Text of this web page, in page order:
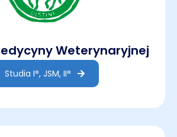
Weterynaryjnej
Studia I°, JSM, II°